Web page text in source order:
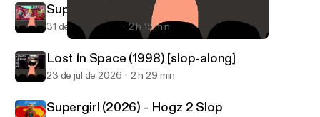
Advanced Media Studies with The Greendale Three
Super Mario Sunshine - Hogz 2 Slop
31 de jul de 2026 2 h 15 min
Lost In Space (1998) [slop-along]
23 de jul de 2026 2 h 29 min
Supergirl (2026) - Hogz 2 Slop